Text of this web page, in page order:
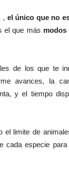
, el único que no
el que más modos
de los que te
avances, la
y el tiempo
el limite de
cada especie